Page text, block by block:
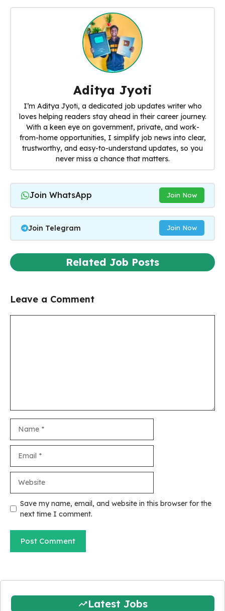
Aditya Jyoti
I’m Aditya Jyoti, a dedicated job updates writer who
loves helping readers stay ahead in their career journey.
With a keen eye on government, private, and work-
from-home opportunities, I simplify job news into clear,
trustworthy, and easy-to-understand updates, so you
never miss a chance that matters.
Join WhatsApp Join Now
Join Telegram Join Now
Related Job Posts
Leave a Comment
Save my name, email, and website in this browser for the
next time I comment.
Latest Jobs